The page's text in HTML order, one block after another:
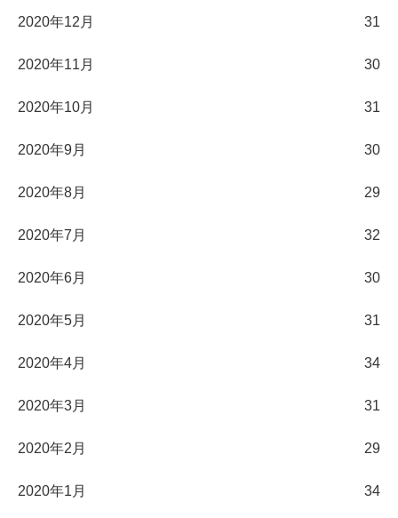
2020年12月 31
2020年11月 30
2020年10月 31
2020年9月 30
2020年8月 29
2020年7月 32
2020年6月 30
2020年5月 31
2020年4月 34
2020年3月 31
2020年2月 29
2020年1月 34